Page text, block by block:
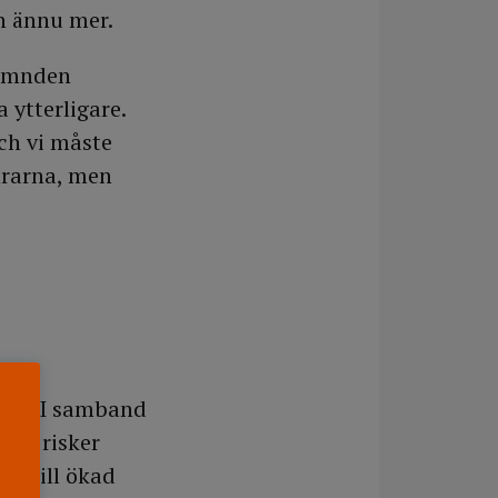
ännu mer.
ytterligare.
vi måste
men
I samband
risker
till ökad